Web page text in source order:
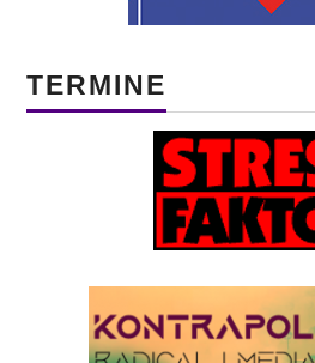
TERMINE